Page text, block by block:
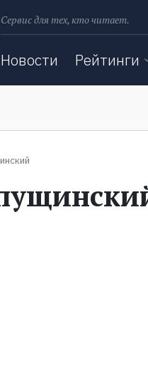
Сервис для тех, кто читает.
Новости Рейтинги